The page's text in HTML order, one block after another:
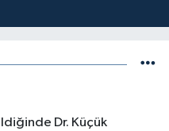
Dr. Küçük